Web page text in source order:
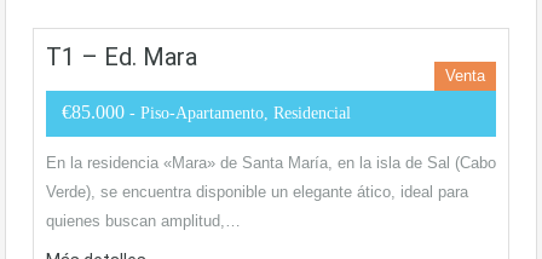
T1 – Ed. Mara
Venta
€85.000 - Piso-Apartamento, Residencial
En la residencia «Mara» de Santa María, en la isla de Sal (Cabo
Verde), se encuentra disponible un elegante ático, ideal para
quienes buscan amplitud,…